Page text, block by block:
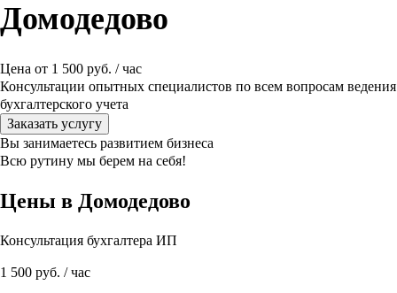
Домодедово
Цена от 1 500 руб. / час
Консультации опытных специалистов по всем вопросам ведения
бухгалтерского учета
Заказать услугу
Вы занимаетесь развитием бизнеса
Всю рутину мы берем на себя!
Цены в Домодедово
Консультация бухгалтера ИП
1 500 руб. / час